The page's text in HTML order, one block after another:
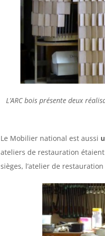
L’ARC bois présente deux
Le Mobilier national est aussi
ateliers de restauration
sièges, l’atelier de